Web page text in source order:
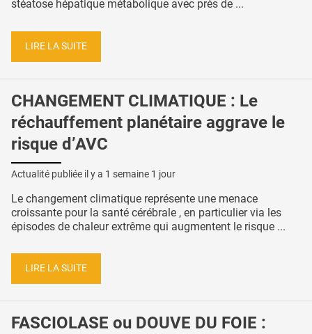
stéatose hépatique métabolique avec près de ...
LIRE LA SUITE
CHANGEMENT CLIMATIQUE : Le
réchauffement planétaire aggrave le
risque d’AVC
Actualité publiée il y a 1 semaine 1 jour
Le changement climatique représente une menace
croissante pour la santé cérébrale , en particulier via les
épisodes de chaleur extrême qui augmentent le risque ...
LIRE LA SUITE
FASCIOLASE ou DOUVE DU FOIE :